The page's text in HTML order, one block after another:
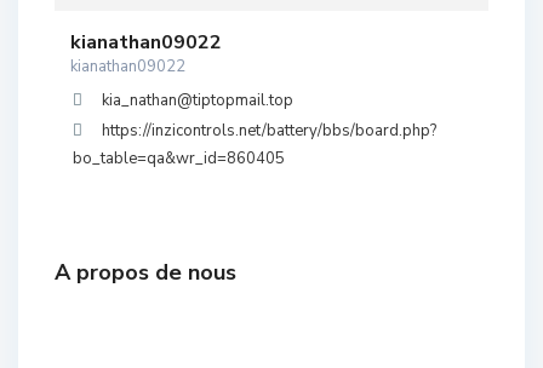
kianathan09022
kianathan09022
kia_nathan@tiptopmail.top
https://inzicontrols.net/battery/bbs/board.php?
bo_table=qa&wr_id=860405
A propos de nous